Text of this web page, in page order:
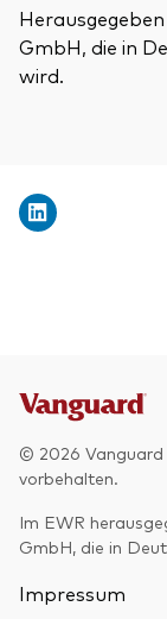
GmbH, die in
wird.
© 2026 Vanguard
vorbehalten.
Im EWR
GmbH, die in
Impressum